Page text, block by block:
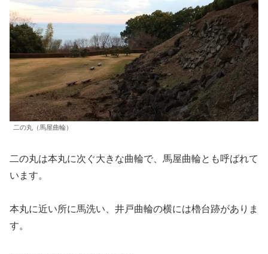
二の丸（馬屋曲輪）
二の丸は本丸に次ぐ大きな曲輪で、馬屋曲輪とも呼ばれて
います。
本丸に近い所に馬洗い、井戸曲輪の横には櫓台跡がありま
す。